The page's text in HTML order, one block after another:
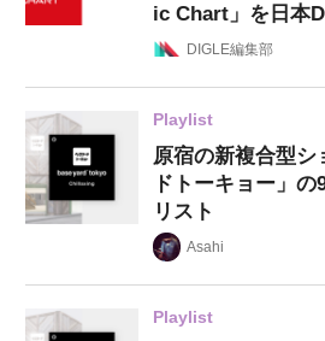
ic Chart」を日本
DIGLE編集部
Playlist
原宿の新複合型シ
ドトーキョー」
リスト
Asahi
Playlist